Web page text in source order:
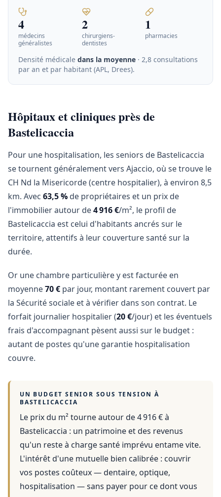
4
médecins
généralistes
2
chirurgiens-
dentistes
1
pharmacies
Densité médicale dans la moyenne · 2,8 consultations
par an et par habitant (APL, Drees).
Hôpitaux et cliniques près de
Bastelicaccia
Pour une hospitalisation, les seniors de Bastelicaccia
se tournent généralement vers Ajaccio, où se trouve le
CH Nd la Misericorde (centre hospitalier), à environ 8,5
km. Avec 63,5 % de propriétaires et un prix de
l'immobilier autour de4 916 €/m², le profil de
Bastelicaccia est celui d'habitants ancrés sur le
territoire, attentifs à leur couverture santé sur la
durée.
Or une chambre particulière y est facturée en
moyenne70 € par jour, montant rarement couvert par
la Sécurité sociale et à vérifier dans son contrat. Le
forfait journalier hospitalier (20 €/jour) et les éventuels
frais d'accompagnant pèsent aussi sur le budget :
autant de postes qu'une garantie hospitalisation
couvre.
UN BUDGET SENIOR SOUS TENSION À
BASTELICACCIA
Le prix du m² tourne autour de 4 916 €à
Bastelicaccia : un patrimoine et des revenus
qu'un reste à charge santé imprévu entame vite.
L'intérêt d'une mutuelle bien calibrée : couvrir
vos postes coûteux — dentaire, optique,
hospitalisation — sans payer pour ce dont vous